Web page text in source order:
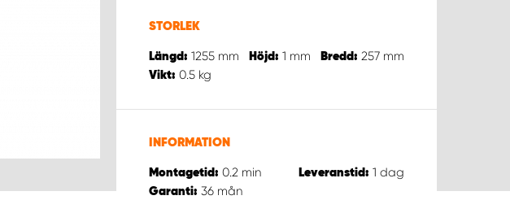
STORLEK
Längd: 1255 mm Höjd: 1 mm Bredd: 257 mm
Vikt: 0.5 kg
INFORMATION
Montagetid: 0.2 min Leveranstid: 1 dag
Garanti: 36 mån